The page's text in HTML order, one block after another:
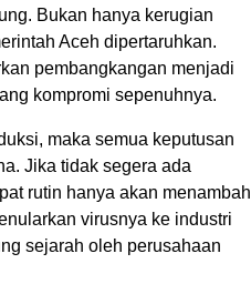
Bukan hanya kerugian
Aceh dipertaruhkan.
pembangkangan menjadi
kompromi sepenuhnya.
maka semua keputusan
Jika tidak segera ada
rutin hanya akan menambah
virusnya ke industri
sejarah oleh perusahaan